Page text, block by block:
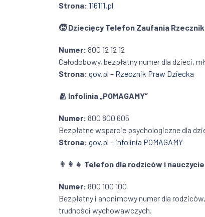
Strona: 116111.pl
🧒Dziecięcy Telefon Zaufania
Numer: 800 12 12 12
Całodobowy, bezpłatny numer dla dzieci,
Strona: gov.pl – Rzecznik Praw Dziecka
🫂 Infolinia „POMAGAMY”
Numer: 800 800 605
Bezpłatne wsparcie psychologiczne dla
Strona: gov.pl – infolinia POMAGAMY
👨 Telefon dla rodziców i
Numer: 800 100 100
Bezpłatny i anonimowy numer dla
trudności wychowawczych.